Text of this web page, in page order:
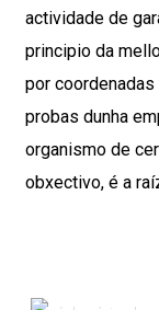
actividade de
principio da
por
probas dunha
organismo de
obxectivo, é a